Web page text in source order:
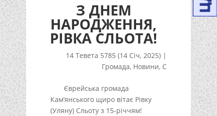
З ДНЕМ
НАРОДЖЕННЯ,
РІВКА СЛЬОТА!
14 Тевета 5785 (14 Січ, 2025) |
Громада, Новини, С
Єврейська громада
Кам’янського щиро вітає Рівку
(Уляну) Сльоту з 15-річчям!